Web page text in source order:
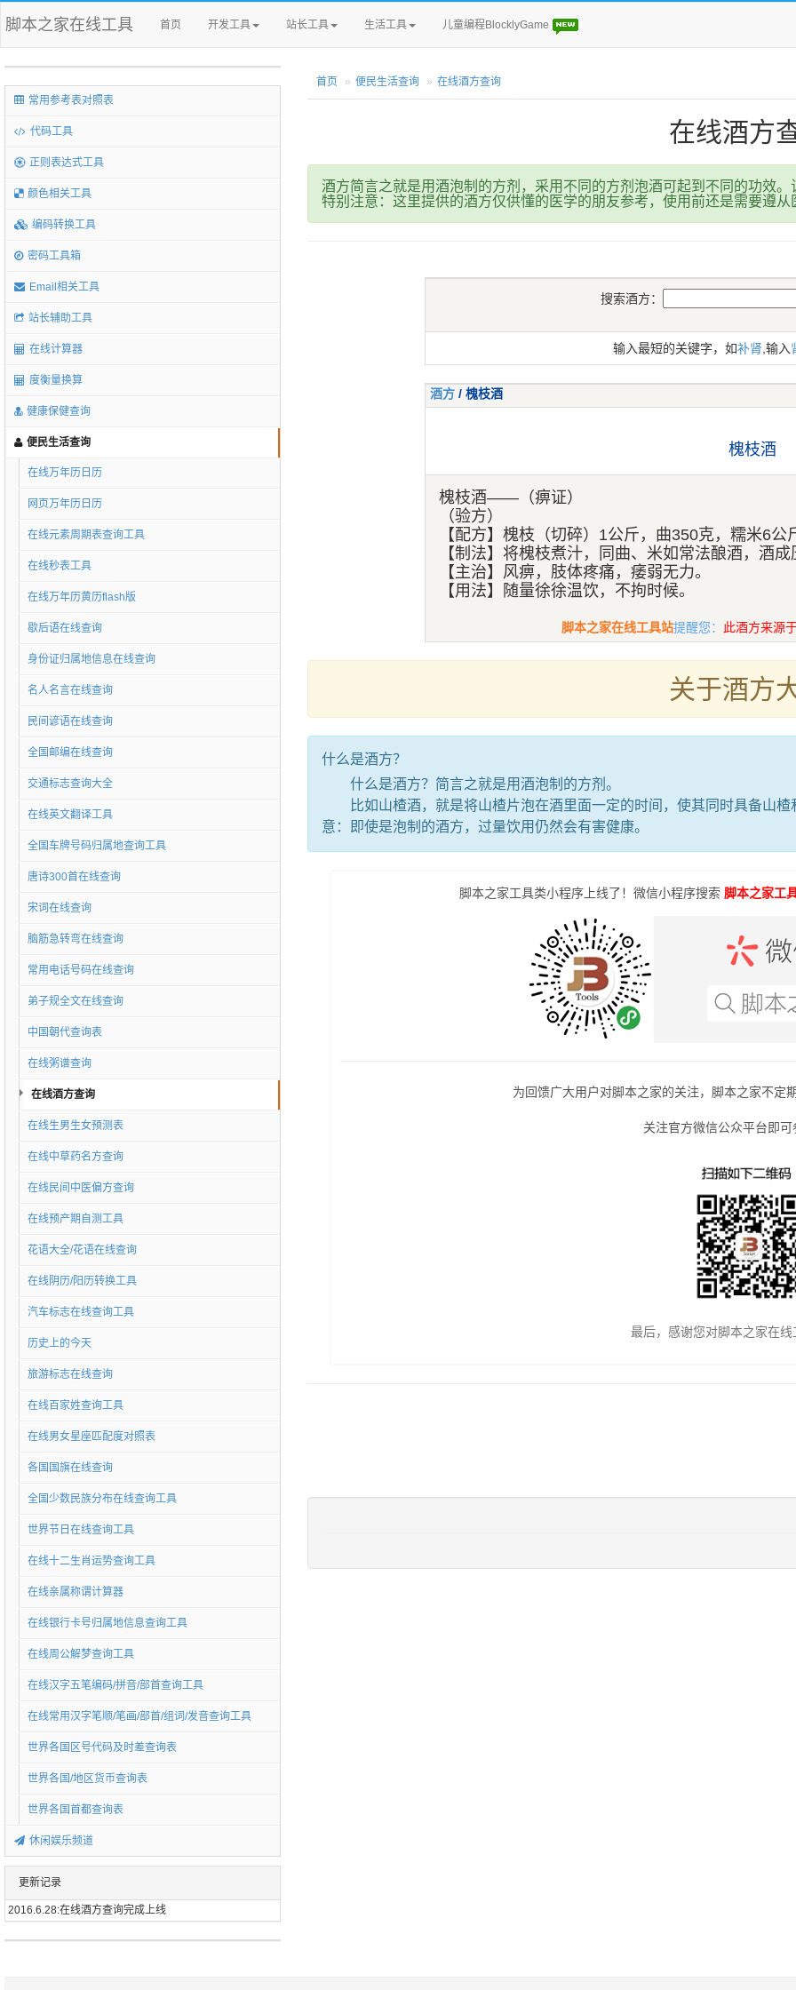
脚本之家在线工具 首页 开发工具 站长工具 生活工具 儿童编程BlocklyGame
常用参考表对照表
代码工具
正则表达式工具
颜色相关工具
编码转换工具
密码工具箱
Email相关工具
站长辅助工具
在线计算器
度衡量换算
健康保健查询
便民生活查询
在线万年历日历
网页万年历日历
在线元素周期表查询工具
在线秒表工具
在线万年历黄历flash版
歇后语在线查询
身份证归属地信息在线查询
名人名言在线查询
民间谚语在线查询
全国邮编在线查询
交通标志查询大全
在线英文翻译工具
全国车牌号码归属地查询工具
唐诗300首在线查询
宋词在线查询
脑筋急转弯在线查询
常用电话号码在线查询
弟子规全文在线查询
中国朝代查询表
在线粥谱查询
在线酒方查询
在线生男生女预测表
在线中草药名方查询
在线民间中医偏方查询
在线预产期自测工具
花语大全/花语在线查询
在线阴历/阳历转换工具
汽车标志在线查询工具
历史上的今天
旅游标志在线查询
在线百家姓查询工具
在线男女星座匹配度对照表
各国国旗在线查询
全国少数民族分布在线查询工具
世界节日在线查询工具
在线十二生肖运势查询工具
在线亲属称谓计算器
在线银行卡号归属地信息查询工具
在线周公解梦查询工具
在线汉字五笔编码/拼音/部首查询工具
在线常用汉字笔顺/笔画/部首/组词/发音查询工具
世界各国区号代码及时差查询表
世界各国/地区货币查询表
世界各国首都查询表
休闲娱乐频道
更新记录
2016.6.28:在线酒方查询完成上线
首页 便民生活查询 在线酒方查询
在线酒方
酒方简言之就是用酒泡制的方剂，采用不同的方剂泡酒可起到不同的功效
特别注意：这里提供的酒方仅供懂的医学的朋友参考，使用前还是需要遵从
搜索酒方：
输入最短的关键字，如补肾 ,输入
酒方/ 槐枝酒
槐枝酒
槐枝酒——（痹证）
（验方）
【配方】槐枝（切碎）1公斤，曲350克，糯米6公
【制法】将槐枝煮汁，同曲、米如常法酿酒，酒成
【主治】风痹，肢体疼痛，痿弱无力。
【用法】随量徐徐温饮，不拘时候。
脚本之家在线工具站提醒您： 此酒方来源
关于酒方
什么是酒方？
什么是酒方？简言之就是用酒泡制的方剂。
比如山楂酒，就是将山楂片泡在酒里面一定的时间，使其同时具备山楂
意：即使是泡制的酒方，过量饮用仍然会有害健康。
脚本之家工具类小程序上线了！微信小程序搜索 脚本之家工
为回馈广大用户对脚本之家的关注，脚本之家不定
关注官方微信公众平台即可
最后，感谢您对脚本之家在线